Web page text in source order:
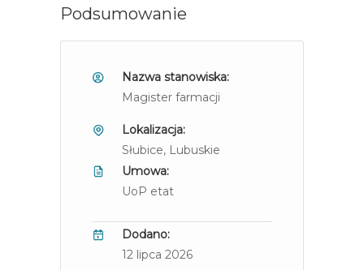
Podsumowanie
Nazwa stanowiska:
Magister farmacji
Lokalizacja:
Słubice, Lubuskie
Umowa:
UoP etat
Dodano:
12 lipca 2026